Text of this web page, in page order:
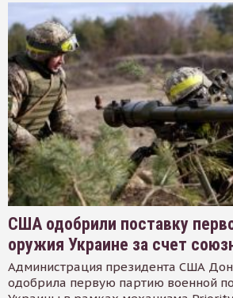
США одобрили поставку
оружия Украине за счет
Администрация президента США
одобрила первую партию военной